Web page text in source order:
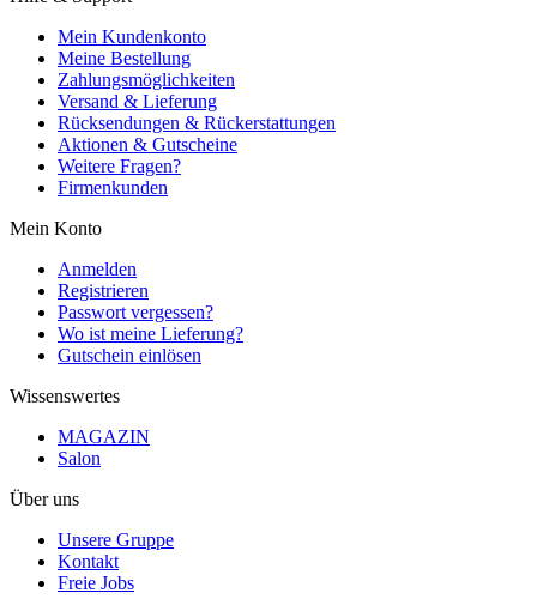
Mein Kundenkonto
Meine Bestellung
Zahlungsmöglichkeiten
Versand & Lieferung
Rücksendungen & Rückerstattungen
Aktionen & Gutscheine
Weitere Fragen?
Firmenkunden
Mein Konto
Anmelden
Registrieren
Passwort vergessen?
Wo ist meine Lieferung?
Gutschein einlösen
Wissenswertes
MAGAZIN
Salon
Über uns
Unsere Gruppe
Kontakt
Freie Jobs